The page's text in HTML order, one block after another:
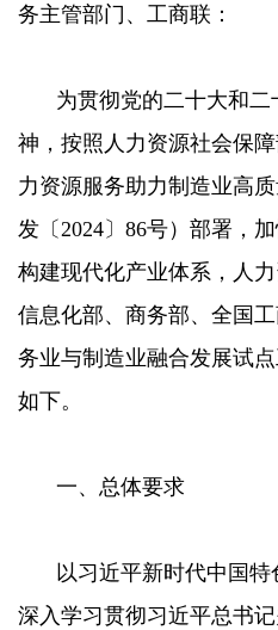
务主管部门、工商联：
为贯彻党的二十大和
神，按照人力资源社会保
力资源服务助力制造业高
发〔2024〕86号）部署，
构建现代化产业体系，人
信息化部、商务部、全国
务业与制造业融合发展试
如下。
一、总体要求
以习近平新时代中国特
深入学习贯彻习近平总书